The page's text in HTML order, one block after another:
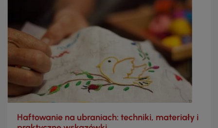
Haftowanie na ubraniach: techniki, materiały i